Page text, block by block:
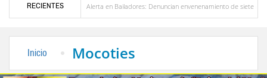
RECIENTES
Alerta en Bailadores: Denuncian envenenamiento de siete mascotas en El
Inicio Mocoties